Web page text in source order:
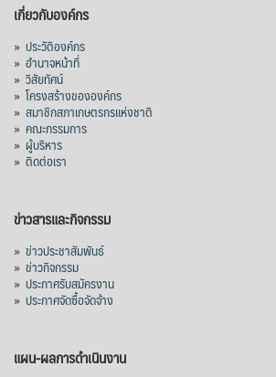
ไทยในช่วง 6 เดือนของปี 2569 (ม.ค.-มิ.ย.) มี
1,205 ล้านดอลลาร์สหรัฐ (ประมาณ
38,003.15 ล้านบาท) ลดลง 27.69%
ปรับตัวลดลงตามสภาวะเศรษฐกิจและการค้า
โลก โดยตลาดส่งออกสำคัญ จีน ส่งออกได้
1.52 ล้านตัน ลด 61.71%
ส่งออกมันครึ่งปี 69 ปริมาณ 2.52 ล้านตัน
ลด 51.63% ยังดีที่ราคาขายดีกว่าปีก่อน
mgronline.com
View on Facebook
เกี่ยวกับองค์กร
» ประวัติองค์กร
» อำนาจหน้าที่
» วิสัยทัศน์
» โครงสร้างขององค์กร
» สมาชิกสภาเกษตรกรแห่งชาติ
» คณะกรรมการ
» ผู้บริหาร
» ติดต่อเรา
ข่าวสารและกิจกรรม
» ข่าวประชาสัมพันธ์
» ข่าวกิจกรรม
» ประกาศรับสมัครงาน
» ประกาศจัดซื้อจัดจ้าง
แผน-ผลการดำเนินงาน